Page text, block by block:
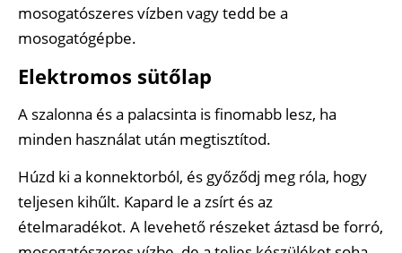
mosogatószeres vízben vagy tedd be a
mosogatógépbe.
Elektromos sütőlap
A szalonna és a palacsinta is finomabb lesz, ha
minden használat után megtisztítod.
Húzd ki a konnektorból, és győződj meg róla, hogy
teljesen kihűlt. Kapard le a zsírt és az
ételmaradékot. A levehető részeket áztasd be forró,